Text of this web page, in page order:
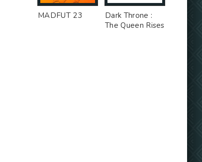
MADFUT 23
Dark Throne :
The Queen Rises